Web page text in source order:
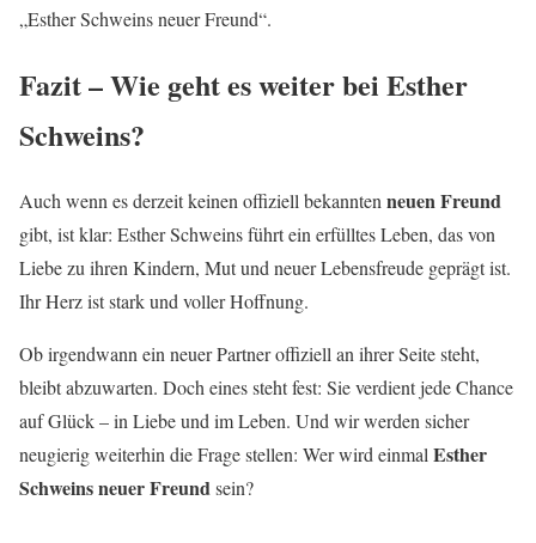
„Esther Schweins neuer Freund“.
Fazit – Wie geht es weiter bei Esther
Schweins?
Auch wenn es derzeit keinen offiziell bekanntenneuen Freund
gibt, ist klar: Esther Schweins führt ein erfülltes Leben, das von
Liebe zu ihren Kindern, Mut und neuer Lebensfreude geprägt ist.
Ihr Herz ist stark und voller Hoffnung.
Ob irgendwann ein neuer Partner offiziell an ihrer Seite steht,
bleibt abzuwarten. Doch eines steht fest: Sie verdient jede Chance
auf Glück – in Liebe und im Leben. Und wir werden sicher
neugierig weiterhin die Frage stellen: Wer wird einmalEsther
Schweins neuer Freundsein?